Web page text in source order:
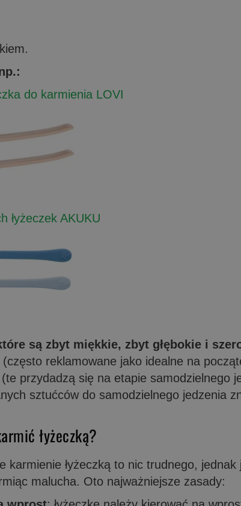
do karmienia LOVI
łyżeczek AKUKU
są zbyt miękkie, zbyt głębokie i
(często reklamowane jako idealne na
(te przydadzą się na etapie samodzielnego
sztućców do samodzielnego jedzenia
łyżeczką?
karmienie łyżeczką to nic trudnego,
malucha. Oto najważniejsze zasady: